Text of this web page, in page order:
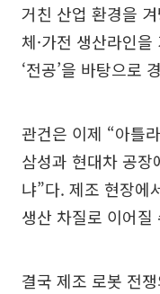
거친 산업 환경을
체·가전 생산라인
‘전공’을 바탕으로
관건은 이제 “아틀
삼성과 현대차 공
냐”다. 제조 현장에
생산 차질로 이어질
결국 제조 로봇 전